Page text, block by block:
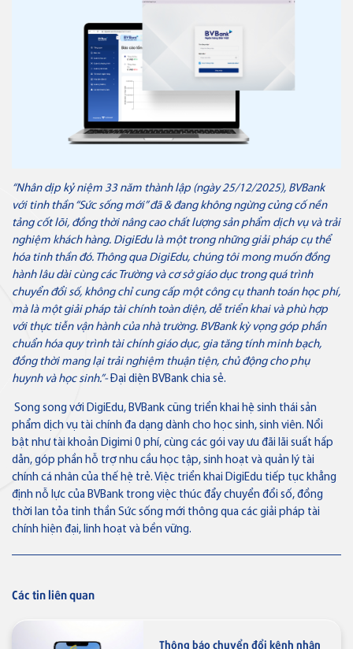
“Nhân dịp kỷ niệm 33 năm thành lập (ngày 25/12/2025), BVBank
vớitinh thần “Sức sống mới”đã & đangkhông ngừng củng cố nền
tảng cốt lõi, đồng thời nâng cao chất lượng sản phẩm dịch vụ và trải
nghiệm khách hàng. DigiEdu là một trong những giải pháp cụ thể
hóa tinh thần đó. Thông qua DigiEdu, chúng tôi mong muốn đồng
hành lâu dài cùng các Trường và cơ sở giáo dục trong quá trình
chuyển đổi số, không chỉ cung cấp một công cụ thanh toán học phí,
mà là một giải pháp tài chính toàn diện, dễ triển khai và phù hợp
với thực tiễn vận hành của nhà trường. BVBank kỳ vọng góp phần
chuẩn hóa quy trình tài chính giáo dục, gia tăng tính minh bạch,
đồng thời mang lại trải nghiệm thuận tiện, chủ động cho phụ
huynh và học sinh.”-Đại diện BVBank chia sẻ.
Song song với DigiEdu, BVBank cũng triển khai hệ sinh thái sản
phẩm dịch vụ tài chính đa dạng dành cho học sinh, sinh viên. Nổi
bật như tài khoản Digimi 0 phí, cùng các gói vay ưu đãi lãi suất hấp
dẫn, góp phần hỗ trợ nhu cầu học tập, sinh hoạt và quản lý tài
chính cá nhân của thế hệ trẻ. Việc triển khai DigiEdu tiếp tục khẳng
định nỗ lực của BVBank trong việc thúc đẩy chuyển đổi số, đồng
thời lan tỏa tinh thần Sức sống mới thông qua các giải pháp tài
chính hiện đại, linh hoạt và bền vững.
Các tin liên quan
Thông báo chuyển đổi kênh nhận
Thẻ tín dụng
Thẻ tín dụng BVBank JCB Cheer
Thẻ tín dụng
Thẻ tín dụng BVBank JCB Sense
Thẻ tín dụng
Thẻ tín dụng BVBank JCB
Discovery
Thẻ tín dụng
Thẻ tín dụng BVBank JCB 7-
Eleven
Thẻ tín dụng
Thẻ tín dụng BVBank JCB Link